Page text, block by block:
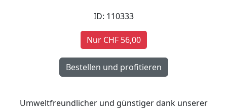
ID: 110333
Nur CHF 56,00
Umweltfreundlicher und günstiger dank unserer